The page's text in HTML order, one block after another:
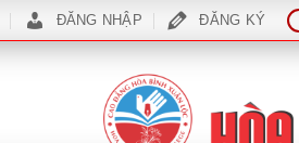
ĐĂNG NHẬP ĐĂNG KÝ